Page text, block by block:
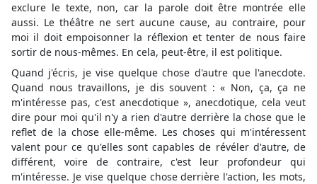
exclure le texte, non, car la parole doit être montrée elle
aussi. Le théâtre ne sert aucune cause, au contraire, pour
moi il doit empoisonner la réflexion et tenter de nous faire
sortir de nous-mêmes. En cela, peut-être, il est politique.
Quand j'écris, je vise quelque chose d'autre que l'anecdote.
Quand nous travaillons, je dis souvent : « Non, ça, ça ne
m'intéresse pas, c'est anecdotique », anecdotique, cela veut
dire pour moi qu'il n'y a rien d'autre derrière la chose que le
reflet de la chose elle-même. Les choses qui m'intéressent
valent pour ce qu'elles sont capables de révéler d'autre, de
différent, voire de contraire, c'est leur profondeur qui
m'intéresse. Je vise quelque chose derrière l'action, les mots,